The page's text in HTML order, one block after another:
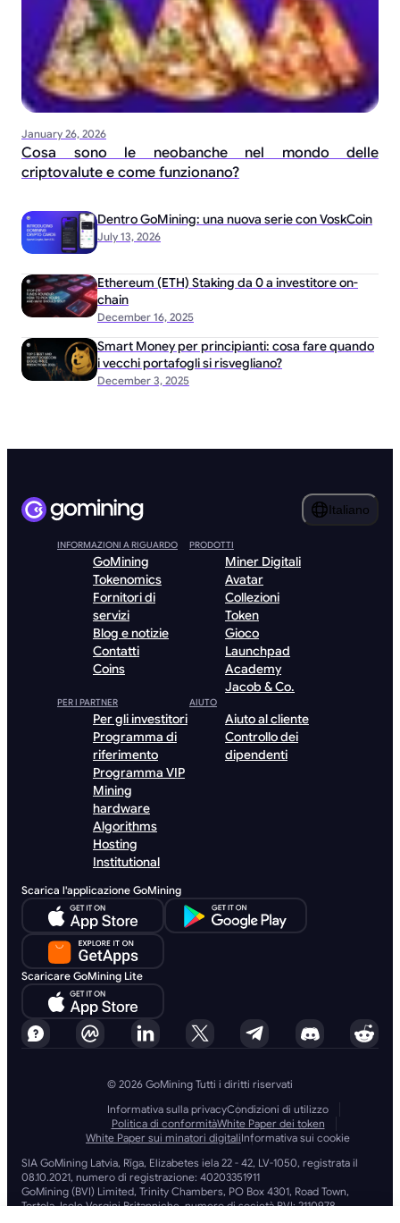
January 26, 2026
Cosa sono le neobanche nel mondo delle
criptovalute e come funzionano?
July 13, 2026
Dentro GoMining: una nuova serie con VoskCoin
December 16, 2025
Ethereum (ETH) Staking da 0 a investitore on-
chain
December 3, 2025
Smart Money per principianti: cosa fare quando
i vecchi portafogli si risvegliano?
Italiano
INFORMAZIONI A RIGUARDO
GoMining
Tokenomics
Fornitori di
servizi
Blog e notizie
Contatti
Coins
PRODOTTI
Miner Digitali
Avatar
Collezioni
Token
Gioco
Launchpad
Academy
Jacob & Co.
PER I PARTNER
Per gli investitori
Programma di
riferimento
Programma VIP
Mining
hardware
Algorithms
Hosting
Institutional
AIUTO
Aiuto al cliente
Controllo dei
dipendenti
Scarica l'applicazione GoMining
Scaricare GoMining Lite
© 2026 GoMining Tutti i diritti riservati
Informativa sulla privacyCondizioni di utilizzo
Politica di conformitàWhite Paper dei token
White Paper sui minatori digitaliInformativa sui cookie
SIA GoMining Latvia, Rīga, Elizabetes iela 22 - 42, LV-1050, registrata il
08.10.2021, numero di registrazione: 40203351911
GoMining (BVI) Limited, Trinity Chambers, PO Box 4301, Road Town,
Tortola, Isole Vergini Britanniche, numero di società BVI: 2110978